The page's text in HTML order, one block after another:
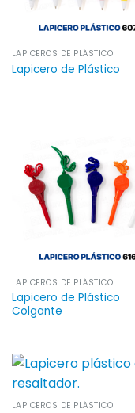
LAPICEROS DE PLÁSTICO
Lapicero de Plástico
LAPICEROS DE PLÁSTICO
Lapicero de Plástico
Colgante
LAPICEROS DE PLÁSTICO